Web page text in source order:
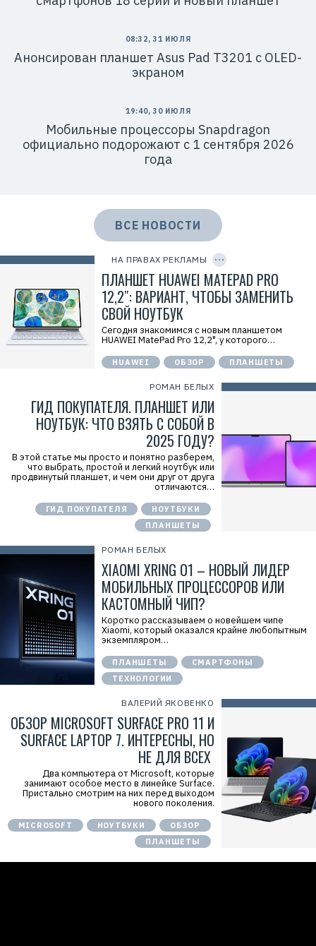
НА ПРАВАХ РЕКЛАМЫ
d
n
n
Р
е
:
О
О
О
«
х
к
о
м
а
н
у
а
в
й
»
1
8
6
4
Y
I
D
ПЛАНШЕТ HUAWEI MATEPAD PRO
12,2″: ВАРИАНТ, ЧТОБЫ ЗАМЕНИТЬ
СВОЙ НОУТБУК
Сегодня знакомимся с новым планшетом
HUAWEI MatePad Pro 12,2", у которого…
HUAWEI ОБЗОР ПЛАНШЕТЫ
РОМАН БЕЛЫХ
ГИД ПОКУПАТЕЛЯ. ПЛАНШЕТ ИЛИ
НОУТБУК: ЧТО ВЗЯТЬ С СОБОЙ В
2025 ГОДУ?
В этой статье мы просто и понятно разберем,
что выбрать, простой и легкий ноутбук или
продвинутый планшет, и чем они друг от друга
отличаются…
ГИД ПОКУПАТЕЛЯ
НОУТБУКИ
ПЛАНШЕТЫ
РОМАН БЕЛЫХ
XIAOMI XRING O1 – НОВЫЙ ЛИДЕР
МОБИЛЬНЫХ ПРОЦЕССОРОВ ИЛИ
КАСТОМНЫЙ ЧИП?
Коротко рассказываем о новейшем чипе
Xiaomi, который оказался крайне любопытным
экземпляром…
ПЛАНШЕТЫ
СМАРТФОНЫ
ТЕХНОЛОГИИ
ВАЛЕРИЙ ЯКОВЕНКО
ОБЗОР MICROSOFT SURFACE PRO 11 И
SURFACE LAPTOP 7. ИНТЕРЕСНЫ, НО
НЕ ДЛЯ ВСЕХ
Два компьютера от Microsoft, которые
занимают особое место в линейке Surface.
Пристально смотрим на них перед выходом
нового поколения.
MICROSOFT НОУТБУКИ
ОБЗОР
ПЛАНШЕТЫ
08:32, 31 ИЮЛЯ
Анонсирован планшет Asus Pad T3201 с OLED-
экраном
19:40, 30 ИЮЛЯ
Мобильные процессоры Snapdragon
официально подорожают с 1 сентября 2026
года
ВСЕ НОВОСТИ